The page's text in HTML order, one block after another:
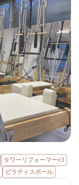
タワーリフォーマー×3
ピラティスボール